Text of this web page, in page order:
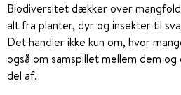
Biodiversitet dækker over
alt fra planter, dyr og insekter til
Det handler ikke kun om, hvor
også om samspillet mellem dem
del af.